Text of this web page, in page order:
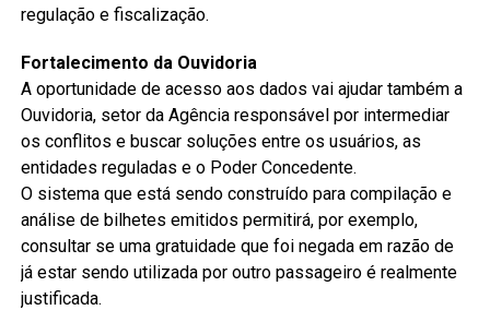
regulação e fiscalização.
Fortalecimento da Ouvidoria
A oportunidade de acesso aos dados vai ajudar também a
Ouvidoria, setor da Agência responsável por intermediar
os conflitos e buscar soluções entre os usuários, as
entidades reguladas e o Poder Concedente.
O sistema que está sendo construído para compilação e
análise de bilhetes emitidos permitirá, por exemplo,
consultar se uma gratuidade que foi negada em razão de
já estar sendo utilizada por outro passageiro é realmente
justificada.